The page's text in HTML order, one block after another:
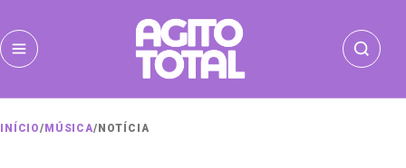
INÍCIO/ MÚSICA/ NOTÍCIA